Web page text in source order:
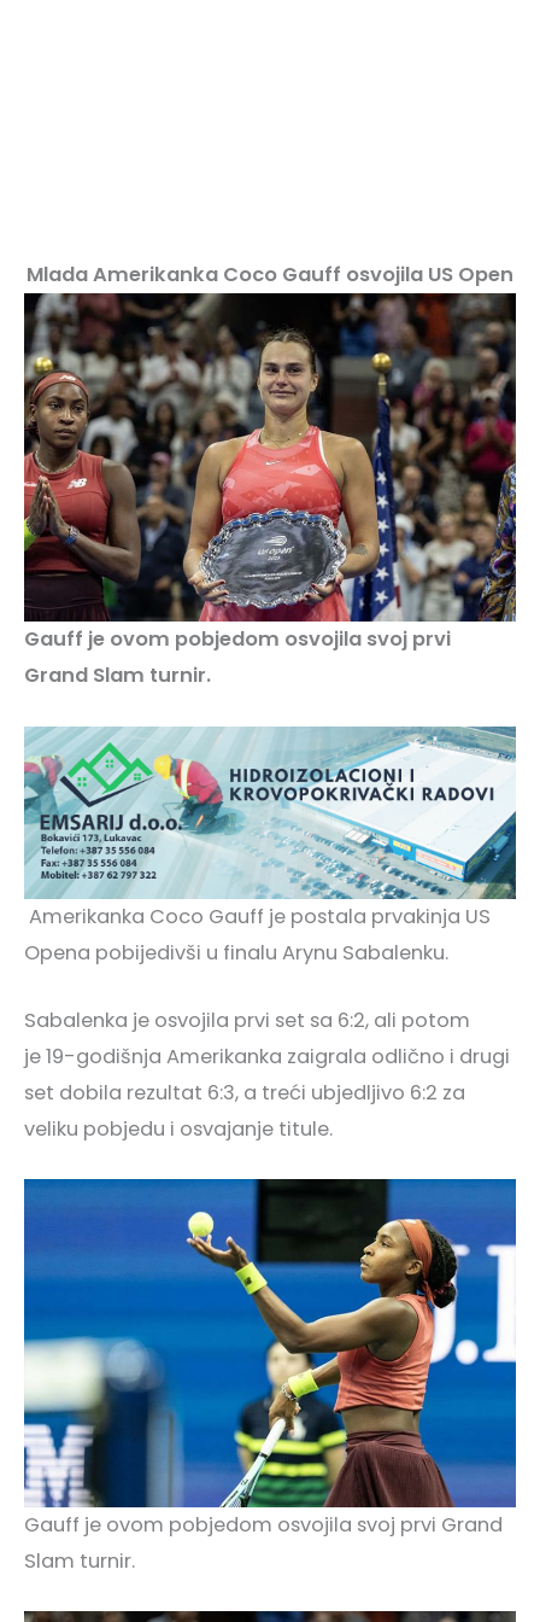
Mlada Amerikanka Coco Gauff osvojila US Open
Gauff je ovom pobjedom osvojila svoj prvi
Grand Slam turnir.
Amerikanka Coco Gauff je postala prvakinja US
Opena pobijedivši u finalu Arynu Sabalenku.
Sabalenka je osvojila prvi set sa 6:2, ali potom
je 19-godišnja Amerikanka zaigrala odlično i drugi
set dobila rezultat 6:3, a treći ubjedljivo 6:2 za
veliku pobjedu i osvajanje titule.
Gauff je ovom pobjedom osvojila svoj prvi Grand
Slam turnir.